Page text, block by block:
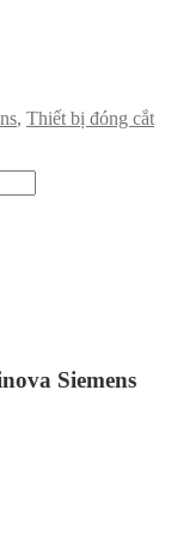
, Thiết bị đóng cắt
Siemens